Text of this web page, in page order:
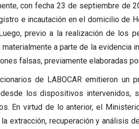
con fecha 23 de septiembre de
e incautación en el domicilio de
previo a la realización de los
a parte de la evidencia
falsas, previamente elaboradas
de LABOCAR emitieron
los dispositivos intervenidos,
En virtud de lo anterior, el
extracción, recuperación y análisis